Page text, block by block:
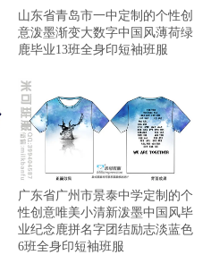
山东省青岛市一中定制的个性创
意泼墨渐变大数字中国风薄荷绿
鹿毕业13班全身印短袖班服
广东省广州市景泰中学定制的个
性创意唯美小清新泼墨中国风毕
业纪念鹿拼名字团结励志淡蓝色
6班全身印短袖班服